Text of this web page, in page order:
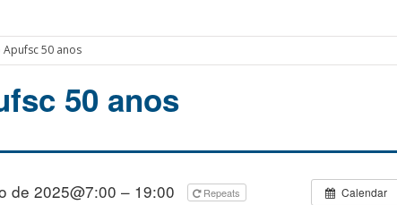
Apufsc 50 anos
50 anos
Calendar
de 2025@7:00 – 19:00 Repeats